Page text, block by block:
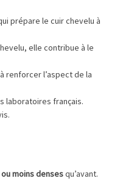
prépare le cuir chevelu à
elle contribue à le
renforcer l’aspect de la
laboratoires français.
moins densesqu’avant.